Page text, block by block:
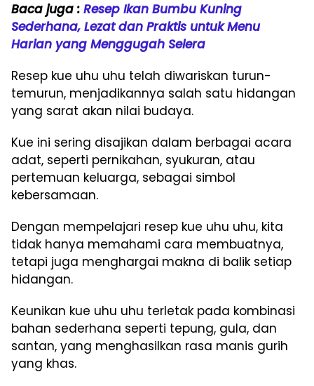
Baca juga : Resep Ikan Bumbu Kuning
Sederhana, Lezat dan Praktis untuk Menu
Harian yang Menggugah Selera
Resep kue uhu uhu telah diwariskan turun-
temurun, menjadikannya salah satu hidangan
yang sarat akan nilai budaya.
Kue ini sering disajikan dalam berbagai acara
adat, seperti pernikahan, syukuran, atau
pertemuan keluarga, sebagai simbol
kebersamaan.
Dengan mempelajari resep kue uhu uhu, kita
tidak hanya memahami cara membuatnya,
tetapi juga menghargai makna di balik setiap
hidangan.
Keunikan kue uhu uhu terletak pada kombinasi
bahan sederhana seperti tepung, gula, dan
santan, yang menghasilkan rasa manis gurih
yang khas.